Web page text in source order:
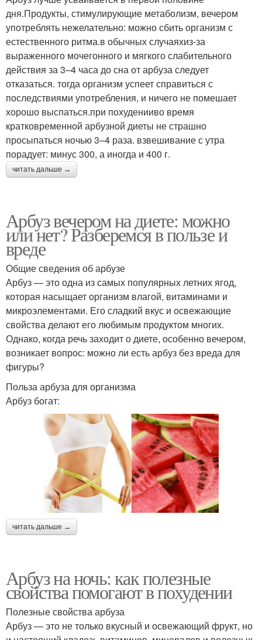
дня.Продукты, стимулирующие метаболизм, вечером
употреблять нежелательно: можно сбить организм с
естественного ритма.в обычных случаяхиз-за
выраженного мочегонного и мягкого слабительного
действия за 3–4 часа до сна от арбуза следует
отказаться. тогда организм успеет справиться с
последствиями употребления, и ничего не помешает
хорошо выспаться.при похуденииво время
кратковременной арбузной диеты не страшно
просыпаться ночью 3–4 раза. взвешивание с утра
порадует: минус 300, а иногда и 400 г.
читать дальше →
Арбуз вечером на диете: можно
или нет? Разберемся в пользе и
вреде
Общие сведения об арбузе
Арбуз — это одна из самых популярных летних ягод,
которая насыщает организм влагой, витаминами и
микроэлементами. Его сладкий вкус и освежающие
свойства делают его любимым продуктом многих.
Однако, когда речь заходит о диете, особенно вечером,
возникает вопрос: можно ли есть арбуз без вреда для
фигуры?
Польза арбуза для организма
Арбуз богат:
читать дальше →
Арбуз на ночь: как полезные
свойства помогают в похудении
Полезные свойства арбуза
Арбуз — это не только вкусный и освежающий фрукт, но